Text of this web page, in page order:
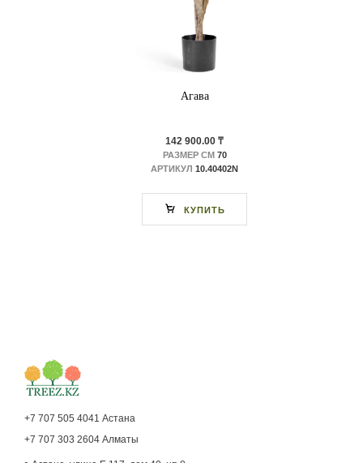
Агава
142 900.00 ₸
РАЗМЕР СМ70
АРТИКУЛ 10.40402N
КУПИТЬ
+7 707 505 4041 Астана
+7 707 303 2604 Алматы